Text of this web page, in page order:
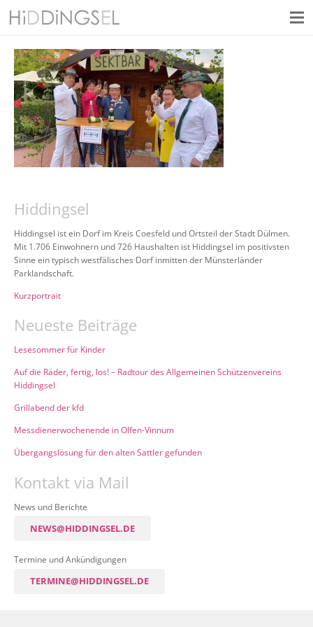
Hiddingsel
Hiddingsel ist ein Dorf im Kreis Coesfeld und Ortsteil der Stadt Dülmen.
Mit 1.706 Einwohnern und 726 Haushalten ist Hiddingsel im positivsten
Sinne ein typisch westfälisches Dorf inmitten der Münsterländer
Parklandschaft.
Kurzportrait
Neueste Beiträge
Lesesommer für Kinder
Auf die Räder, fertig, los! – Radtour des Allgemeinen Schützenvereins
Hiddingsel
Grillabend der kfd
Messdienerwochenende in Olfen-Vinnum
Übergangslösung für den alten Sattler gefunden
Kontakt via Mail
News und Berichte
NEWS@HIDDINGSEL.DE
Termine und Ankündigungen
TERMINE@HIDDINGSEL.DE